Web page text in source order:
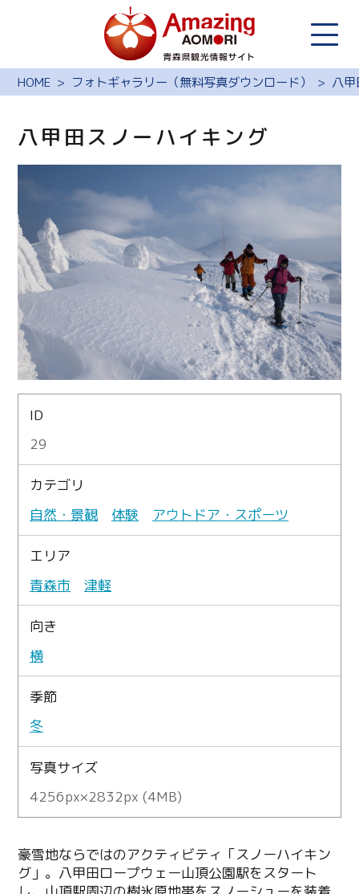
HOME フォトギャラリー（無料写真ダウンロード） 八
八甲田スノーハイキング
ID
29
カテゴリ
自然・景観
体験 アウトドア・スポーツ
エリア
青森市
津軽
向き
横
季節
冬
写真サイズ
4256px×2832px (4MB)
豪雪地ならではのアクティビティ「スノーハイキン
グ」。八甲田ロープウェー山頂公園駅をスタート